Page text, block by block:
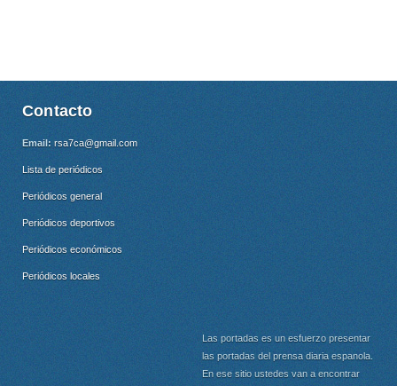
Contacto
Email: rsa7ca@gmail.com
Lista de periódicos
Periódicos general
Periódicos deportivos
Periódicos económicos
Periódicos locales
Las portadas es un esfuerzo presentar
las portadas del prensa diaria espanola.
En ese sitio ustedes van a encontrar